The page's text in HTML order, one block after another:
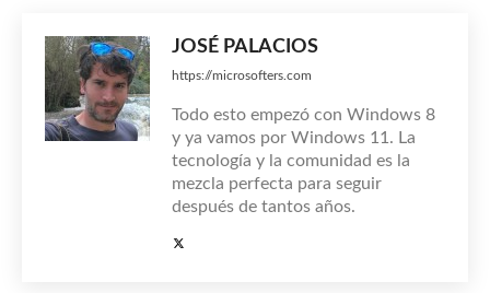
JOSÉ PALACIOS
https://microsofters.com
Todo esto empezó con Windows 8
y ya vamos por Windows 11. La
tecnología y la comunidad es la
mezcla perfecta para seguir
después de tantos años.